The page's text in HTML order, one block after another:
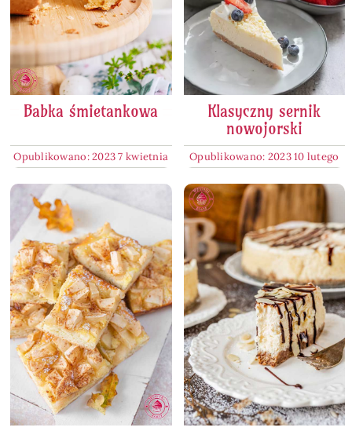
Babka śmietankowa
Opublikowano: 2023 7 kwietnia
Klasyczny sernik
nowojorski
Opublikowano: 2023 10 lutego